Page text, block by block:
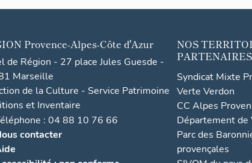
Provence-Alpes-Côte d'Azur
de Région - 27 place Jules Guesde -
Marseille
de la Culture - Service Patrimoine
et Inventaire
: 04 88 10 76 66
contacter
NOS
PARTENAIRES
Syndicat Mixte
Verte Verdon
CC Alpes
Département de
Parc des
provençales